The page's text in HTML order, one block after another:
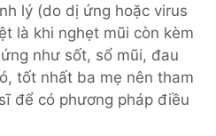
lý (do dị ứng hoặc virus
là khi nghẹt mũi còn kèm
như sốt, sổ mũi, đau
tốt nhất ba mẹ nên tham
để có phương pháp điều